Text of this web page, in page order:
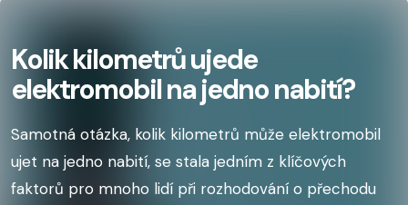
Kolik kilometrů ujede
elektromobil na jedno nabití?
Samotná otázka, kolik kilometrů může elektromobil
ujet na jedno nabití, se stala jedním z klíčových
faktorů pro mnoho lidí při rozhodování o přechodu